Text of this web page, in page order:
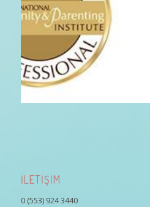
İLETİŞİM
0 (553) 924 3440